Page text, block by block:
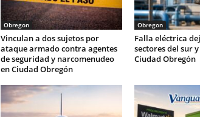
Obregon
Vinculan a dos sujetos por
ataque armado contra agentes
de seguridad y narcomenudeo
en Ciudad Obregón
Obregon
Falla eléctrica
sectores del sur
Ciudad Obregón